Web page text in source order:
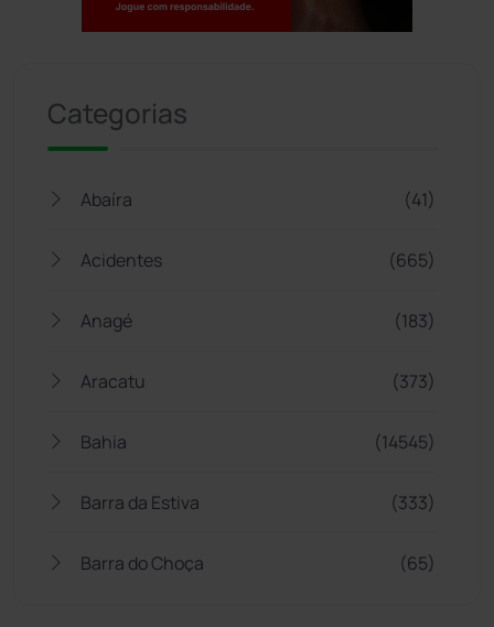
Categorias
Abaíra (41)
Acidentes (665)
Anagé (183)
Aracatu (373)
Bahia (14545)
Barra da Estiva (333)
Barra do Choça (65)